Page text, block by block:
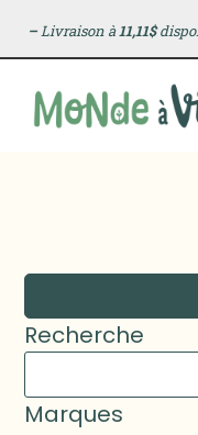
–Livraison à11,11$
Recherche
Marques